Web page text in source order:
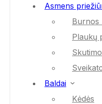
Asmens
Burnos
Plaukų
Baldai
Kėdės